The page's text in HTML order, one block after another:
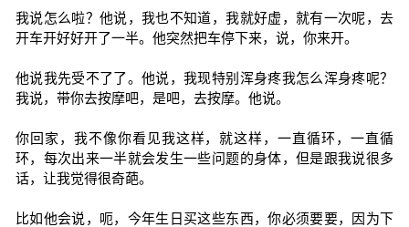
我说怎么啦？他说，我也不知道，我就好虚，就有一次呢，去
开车开好好开了一半。他突然把车停下来，说，你来开。
他说我先受不了了。他说，我现特别浑身疼我怎么浑身疼呢？
我说，带你去按摩吧，是吧，去按摩。他说。
你回家，我不像你看见我这样，就这样，一直循环，一直循
环，每次出来一半就会发生一些问题的身体，但是跟我说很多
话，让我觉得很奇葩。
比如他会说，呃，今年生日买这些东西，你必须要要，因为下